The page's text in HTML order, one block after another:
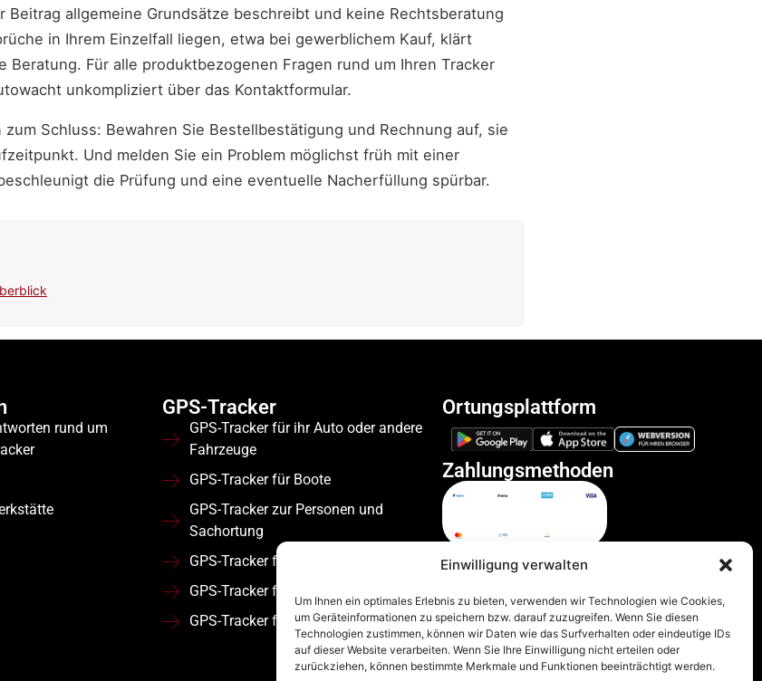
Einwilligung verwalten
Um Ihnen ein optimales Erlebnis zu bieten, verwenden wir Technologien wie Cookies,
um Geräteinformationen zu speichern bzw. darauf zuzugreifen. Wenn Sie diesen
Technologien zustimmen, können wir Daten wie das Surfverhalten oder eindeutige IDs
auf dieser Website verarbeiten. Wenn Sie Ihre Einwilligung nicht erteilen oder
zurückziehen, können bestimmte Merkmale und Funktionen beeinträchtigt werden.
Beitrag allgemeine Grundsätze beschreibt und keine Rechtsberatung
in Ihrem Einzelfall liegen, etwa bei gewerblichem Kauf, klärt
Beratung. Für alle produktbezogenen Fragen rund um Ihren Tracker
unkompliziert über das Kontaktformular.
Schluss: Bewahren Sie Bestellbestätigung und Rechnung auf, sie
Und melden Sie ein Problem möglichst früh mit einer
die Prüfung und eine eventuelle Nacherfüllung spürbar.
rund um
GPS-Tracker
GPS-Tracker für ihr Auto oder andere
Fahrzeuge
GPS-Tracker für Boote
GPS-Tracker zur Personen und
Sachortung
GPS-Tracker für Wohnmobile
GPS-Tracker für Flotten
GPS-Tracker für Nutzfahrzeuge
Ortungsplattform
Zahlungsmethoden